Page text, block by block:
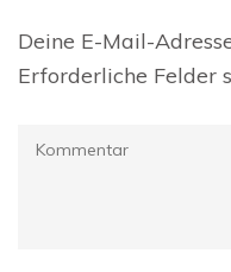
Deine E-Mail-
Erforderliche Felder
Kommentar